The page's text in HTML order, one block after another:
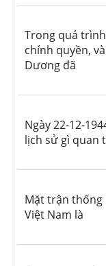
Trong quá
chính quyền,
Dương đã
Ngày 22-12-
lịch sử gì quan
Mặt trận thống
Việt Nam là